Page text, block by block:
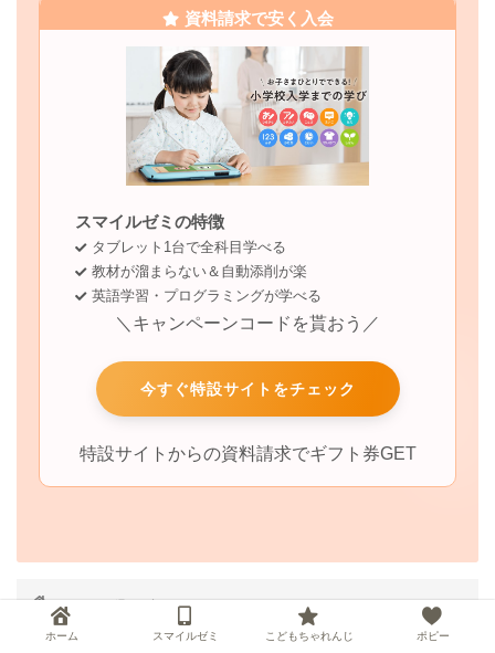
資料請求で安く入会
スマイルゼミの特徴
タブレット1台で全科目学べる
教材が溜まらない＆自動添削が楽
英語学習・プログラミングが学べる
＼キャンペーンコードを貰おう／
今すぐ特設サイトをチェック
特設サイトからの資料請求でギフト券GET
HOME
トドさんすうは兄弟で使える？兄弟アカウントの登録方法を解説
ホーム
スマイルゼミ こどもちゃれんじ ポピー